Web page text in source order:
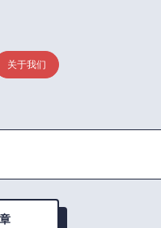
关于我们